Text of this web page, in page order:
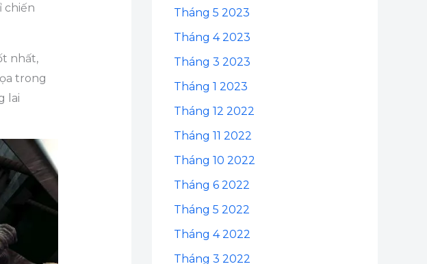
chiến
nhất,
trong
lai
Tháng 5 2023
Tháng 4 2023
Tháng 3 2023
Tháng 1 2023
Tháng 12 2022
Tháng 11 2022
Tháng 10 2022
Tháng 6 2022
Tháng 5 2022
Tháng 4 2022
Tháng 3 2022